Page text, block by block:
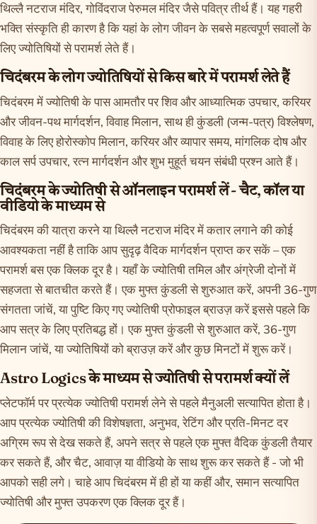
थिल्लै नटराज मंदिर, गोविंदराज पेरुमल मंदिर जैसे पवित्र तीर्थ हैं। यह गहरी
भक्ति संस्कृति ही कारण है कि यहां के लोग जीवन के सबसे महत्वपूर्ण सवालों के
लिए ज्योतिषियों से परामर्श लेते हैं।
चिदंबरम के लोग ज्योतिषियों से किस बारे में परामर्श लेते हैं
चिदंबरम में ज्योतिषी के पास आमतौर पर शिव और आध्यात्मिक उपचार, करियर
और जीवन-पथ मार्गदर्शन, विवाह मिलान, साथ ही कुंडली (जन्म-पत्र) विश्लेषण,
विवाह के लिए होरोस्कोप मिलान, करियर और व्यापार समय, मांगलिक दोष और
काल सर्प उपचार, रत्न मार्गदर्शन और शुभ मुहूर्त चयन संबंधी प्रश्न आते हैं।
चिदंबरम के ज्योतिषी से ऑनलाइन परामर्श लें - चैट, कॉल या
वीडियो के माध्यम से
चिदंबरम की यात्रा करने या थिल्लै नटराज मंदिर में कतार लगाने की कोई
आवश्यकता नहीं है ताकि आप सुदृढ़ वैदिक मार्गदर्शन प्राप्त कर सकें – एक
परामर्श बस एक क्लिक दूर है। यहाँ के ज्योतिषी तमिल और अंग्रेजी दोनों में
सहजता से बातचीत करते हैं। एक मुफ्त कुंडली से शुरुआत करें, अपनी 36-गुण
संगतता जांचें, या पुष्टि किए गए ज्योतिषी प्रोफाइल ब्राउज़ करें इससे पहले कि
आप सत्र के लिए प्रतिबद्ध हों। एक मुफ्तकुंडलीसे शुरुआत करें, 36-गुण
मिलानजांचें, याज्योतिषियों को ब्राउज़ करेंऔर कुछ मिनटों में शुरू करें।
Astro Logics के माध्यम से ज्योतिषी से परामर्श क्यों लें
प्लेटफॉर्म पर प्रत्येक ज्योतिषी परामर्श लेने से पहले मैनुअली सत्यापित होता है।
आप प्रत्येक ज्योतिषी की विशेषज्ञता, अनुभव, रेटिंग और प्रति-मिनट दर
अग्रिम रूप से देख सकते हैं, अपने सत्र से पहले एक मुफ्त वैदिक कुंडली तैयार
कर सकते हैं, और चैट, आवाज़ या वीडियो के साथ शुरू कर सकते हैं - जो भी
आपको सही लगे। चाहे आप चिदंबरम में ही हों या कहीं और, समान सत्यापित
ज्योतिषी और मुफ्त उपकरण एक क्लिक दूर हैं।